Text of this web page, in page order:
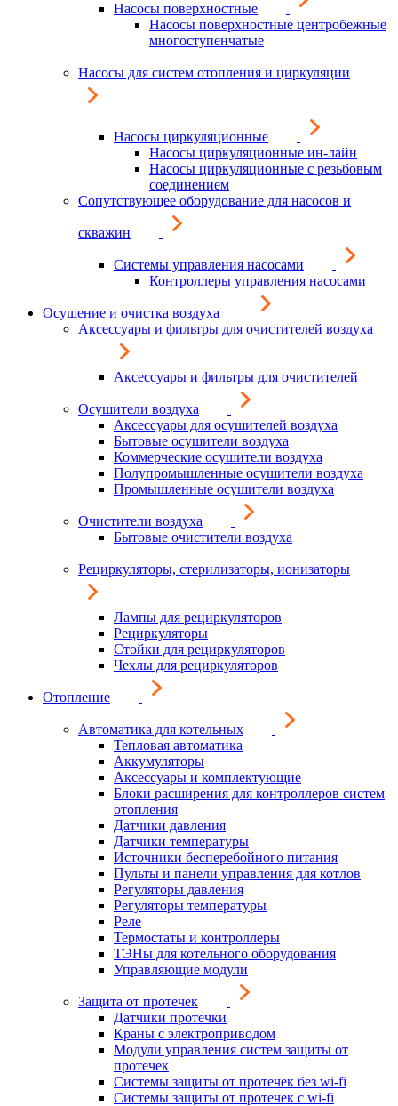
Насосы поверхностные
Насосы поверхностные центробежные
многоступенчатые
Насосы для систем отопления и циркуляции
Насосы циркуляционные
Насосы циркуляционные ин-лайн
Насосы циркуляционные с резьбовым
соединением
Сопутствующее оборудование для насосов и
скважин
Системы управления насосами
Контроллеры управления насосами
Осушение и очистка воздуха
Аксессуары и фильтры для очистителей воздуха
Аксессуары и фильтры для очистителей
Осушители воздуха
Аксессуары для осушителей воздуха
Бытовые осушители воздуха
Коммерческие осушители воздуха
Полупромышленные осушители воздуха
Промышленные осушители воздуха
Очистители воздуха
Бытовые очистители воздуха
Рециркуляторы, стерилизаторы, ионизаторы
Лампы для рециркуляторов
Рециркуляторы
Стойки для рециркуляторов
Чехлы для рециркуляторов
Отопление
Автоматика для котельных
Тепловая автоматика
Аккумуляторы
Аксессуары и комплектующие
Блоки расширения для контроллеров систем
отопления
Датчики давления
Датчики температуры
Источники бесперебойного питания
Пульты и панели управления для котлов
Регуляторы давления
Регуляторы температуры
Реле
Термостаты и контроллеры
ТЭНы для котельного оборудования
Управляющие модули
Защита от протечек
Датчики протечки
Краны с электроприводом
Модули управления систем защиты от
протечек
Системы защиты от протечек без wi-fi
Системы защиты от протечек с wi-fi